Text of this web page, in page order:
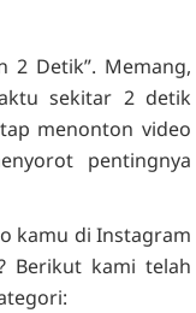
2 Detik”. Memang,
sekitar 2 detik
menonton video
pentingnya
kamu di Instagram
Berikut kami telah